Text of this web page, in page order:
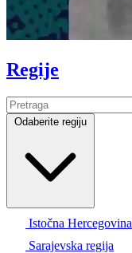
Regije
Odaberite regiju
Istočna Hercegovina
Sarajevska regija